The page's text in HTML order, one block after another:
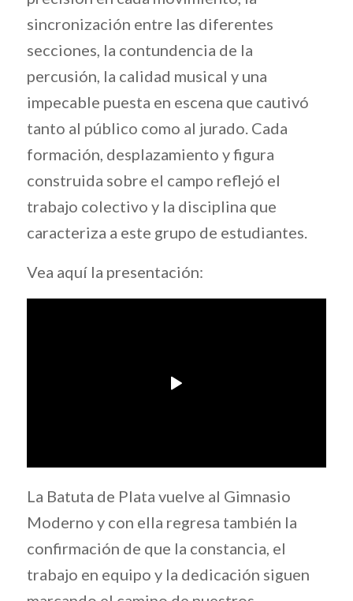
sincronización entre las diferentes
secciones, la contundencia de la
percusión, la calidad musical y una
impecable puesta en escena que cautivó
tanto al público como al jurado. Cada
formación, desplazamiento y figura
construida sobre el campo reflejó el
trabajo colectivo y la disciplina que
caracteriza a este grupo de estudiantes.
Vea aquí la presentación:
La Batuta de Plata vuelve al Gimnasio
Moderno y con ella regresa también la
confirmación de que la constancia, el
trabajo en equipo y la dedicación siguen